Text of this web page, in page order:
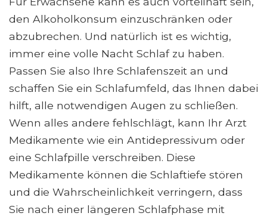
den Alkoholkonsum einzuschränken oder
abzubrechen. Und natürlich ist es wichtig,
immer eine volle Nacht Schlaf zu haben.
Passen Sie also Ihre Schlafenszeit an und
schaffen Sie ein Schlafumfeld, das Ihnen dabei
hilft, alle notwendigen Augen zu schließen.
Wenn alles andere fehlschlägt, kann Ihr Arzt
Medikamente wie ein Antidepressivum oder
eine Schlafpille verschreiben. Diese
Medikamente können die Schlaftiefe stören
und die Wahrscheinlichkeit verringern, dass
Sie nach einer längeren Schlafphase mit